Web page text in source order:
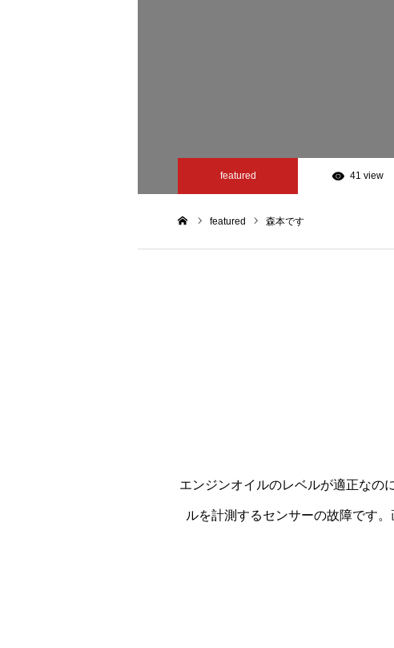
featured 41 view
featured 森本です
エンジンオイルのレベルが適正なの
ルを計測するセンサーの故障です